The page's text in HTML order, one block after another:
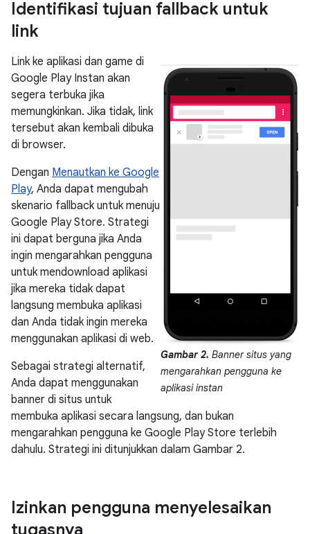
Identifikasi tujuan fallback untuk
link
Gambar 2. Banner situs yang
mengarahkan pengguna ke
aplikasi instan
Link ke aplikasi dan game di
Google Play Instan akan
segera terbuka jika
memungkinkan. Jika tidak, link
tersebut akan kembali dibuka
di browser.
Dengan Menautkan ke Google
Play, Anda dapat mengubah
skenario fallback untuk menuju
Google Play Store. Strategi
ini dapat berguna jika Anda
ingin mengarahkan pengguna
untuk mendownload aplikasi
jika mereka tidak dapat
langsung membuka aplikasi
dan Anda tidak ingin mereka
menggunakan aplikasi di web.
Sebagai strategi alternatif,
Anda dapat menggunakan
banner di situs untuk
membuka aplikasi secara langsung, dan bukan
mengarahkan pengguna ke Google Play Store terlebih
dahulu. Strategi ini ditunjukkan dalam Gambar 2.
Izinkan pengguna menyelesaikan
tugasnya